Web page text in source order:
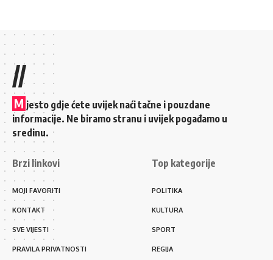
//
M jesto gdje ćete uvijek naći tačne i pouzdane
informacije. Ne biramo stranu i uvijek pogađamo u
sredinu.
Brzi linkovi
MOJI FAVORITI
KONTAKT
SVE VIJESTI
PRAVILA PRIVATNOSTI
Top kategorije
POLITIKA
KULTURA
SPORT
REGIJA